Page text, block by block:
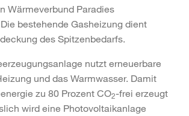
Wärmeverbund Paradies
bestehende Gasheizung dient
des Spitzenbedarfs.
nutzt erneuerbare
und das Warmwasser. Damit
zu 80 Prozent CO2-frei erzeugt
wird eine Photovoltaikanlage